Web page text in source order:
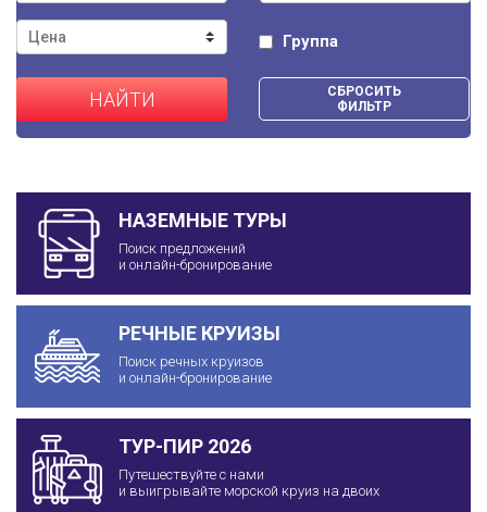
Группа
НАЙТИ
СБРОСИТЬ
ФИЛЬТР
НАЗЕМНЫЕ ТУРЫ
Поиск предложений
и онлайн-бронирование
РЕЧНЫЕ КРУИЗЫ
Поиск речных круизов
и онлайн-бронирование
ТУР-ПИР 2026
Путешествуйте с нами
и выигрывайте морской круиз на двоих